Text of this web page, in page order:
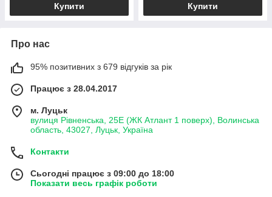
Купити Купити
Про нас
95% позитивних з 679 відгуків за рік
Працює з 28.04.2017
м. Луцьк
вулиця Рівненська, 25Е (ЖК Атлант 1 поверх), Волинська
область, 43027, Луцьк, Україна
Контакти
Сьогодні працює з 09:00 до 18:00
Показати весь графік роботи